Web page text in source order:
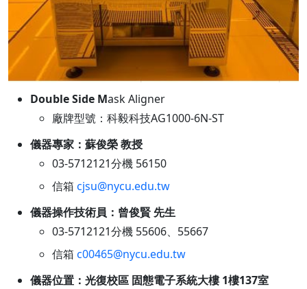
Double Side Mask Aligner
廠牌型號：科毅科技AG1000-6N-ST
儀器專家：蘇俊榮 教授
03-5712121分機 56150
信箱 cjsu@nycu.edu.tw
儀器操作技術員：曾俊賢 先生
03-5712121分機 55606、55667
信箱 c00465@nycu.edu.tw
儀器位置：光復校區 固態電子系統大樓 1樓137室